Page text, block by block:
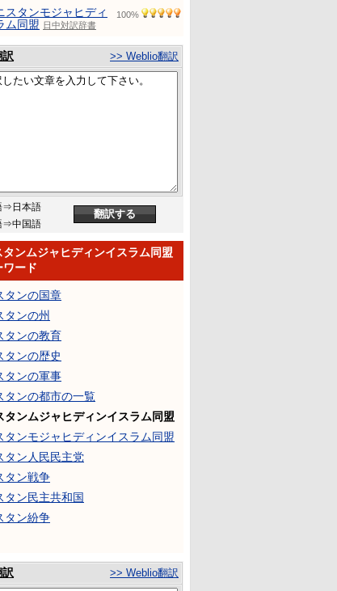
スタンモジャヒディ
ム同盟 日中対訳辞書
100%
>> Weblio翻訳
⇒日本語
⇒中国語
タンムジャヒディンイスラム同盟
ワード
タンの国章
タンの州
タンの教育
タンの歴史
タンの軍事
タンの都市の一覧
タンムジャヒディンイスラム同盟
タンモジャヒディンイスラム同盟
タン人民民主党
タン戦争
タン民主共和国
タン紛争
>> Weblio翻訳